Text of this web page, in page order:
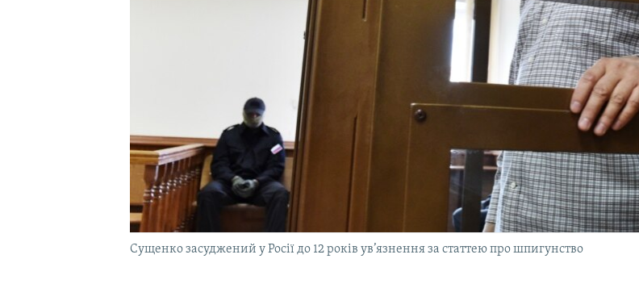
Сущенко засуджений у Росії до 12 років ув’язнення за статтею про шпигунство